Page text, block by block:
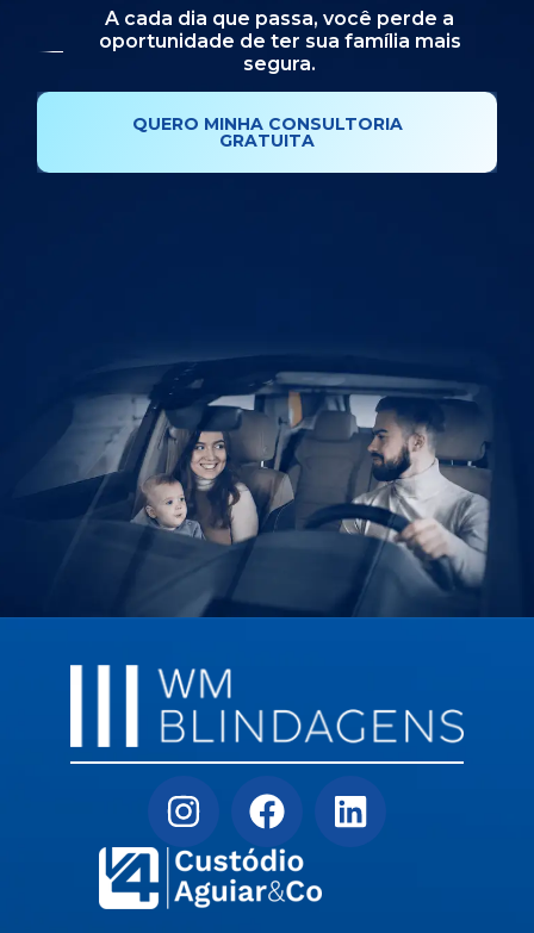
A cada dia que passa, você perde a
oportunidade de ter sua família mais
segura.
QUERO MINHA CONSULTORIA
GRATUITA